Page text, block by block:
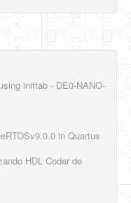
inittab - DE0-NANO-
in Quartus
HDL Coder de